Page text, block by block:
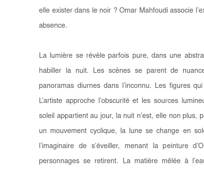
elle exister dans le noir ? Omar Mahfoudi associe
absence.
La lumière se révèle parfois pure, dans une
habiller la nuit. Les scènes se parent de
panoramas diurnes dans l’inconnu. Les figures
L’artiste approche l’obscurité et les sources
soleil appartient au jour, la nuit n’est, elle non plus,
un mouvement cyclique, la lune se change en
l’imaginaire de s’éveiller, menant la peinture
personnages se retirent. La matière mêlée à